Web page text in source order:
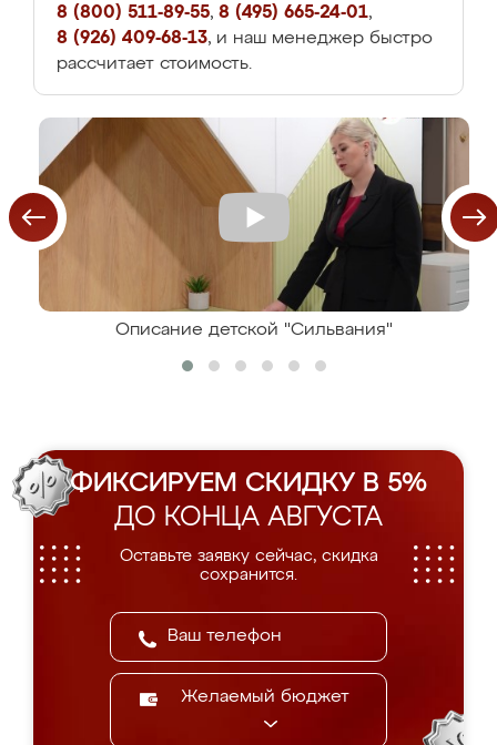
8 (800) 511-89-55, 8 (495) 665-24-01,
8 (926) 409-68-13, и наш менеджер быстро
рассчитает стоимость.
Описание детской "Сильвания"
ФИКСИРУЕМ СКИДКУ В 5%
ДО КОНЦА АВГУСТА
Оставьте заявку сейчас, скидка
сохранится.
Желаемый бюджет